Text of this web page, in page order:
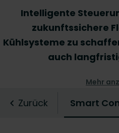
Intelligente
zukunftssichere
Kühlsysteme zu
auch
Unterstützung
intuitiver Steuerungen
Kühlen unserer
Mehr
Zurück Smart